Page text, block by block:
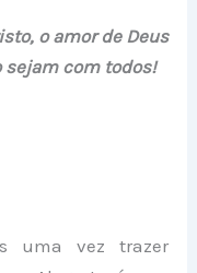
o amor de Deus
sejam com todos!
uma vez trazer